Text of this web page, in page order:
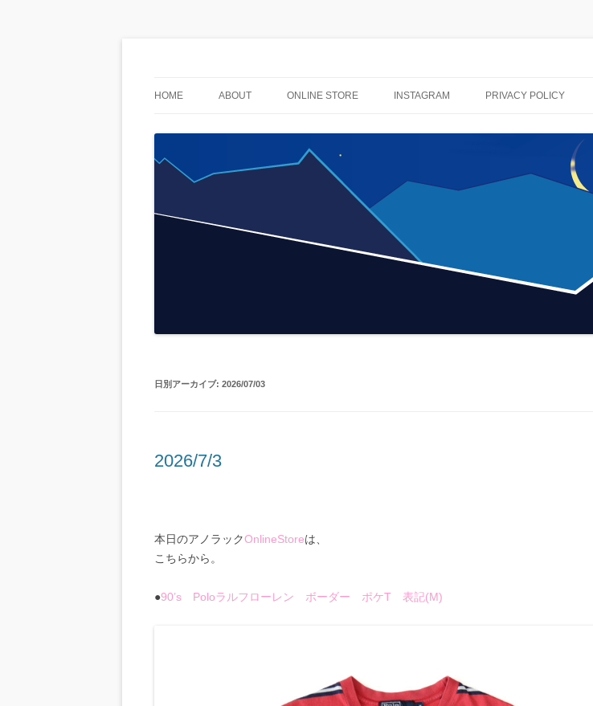
ン
プ
HOME ABOUT ONLINE STORE INSTAGRAM PRIVACY POLICY
日別アーカイブ: 2026/07/03
2026/7/3
本日のアノラックOnlineStoreは、
こちらから。
●90’s Poloラルフローレン ボーダー ポケT 表記(M)